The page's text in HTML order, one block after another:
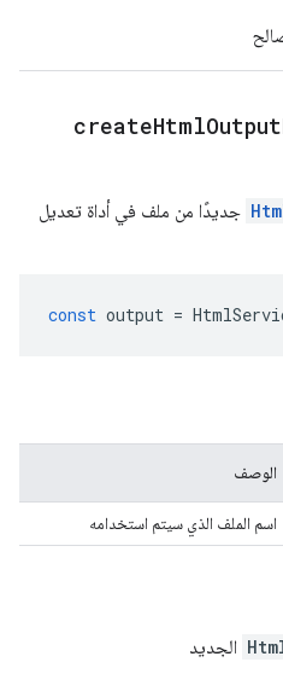
جديدًا من ملف في أداة تعديل
const output =
الوصف
اسم الملف الذي سيتم استخدامه
الجديد